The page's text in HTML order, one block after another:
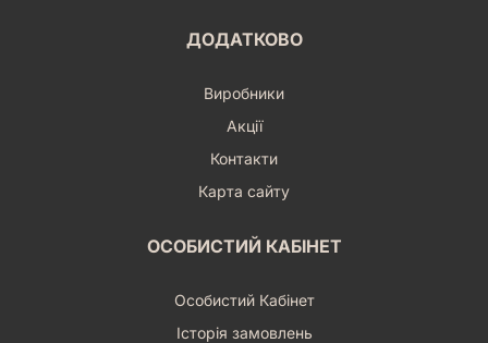
ДОДАТКОВО
Виробники
Акції
Контакти
Карта сайту
ОСОБИСТИЙ КАБІНЕТ
Особистий Кабінет
Історія замовлень